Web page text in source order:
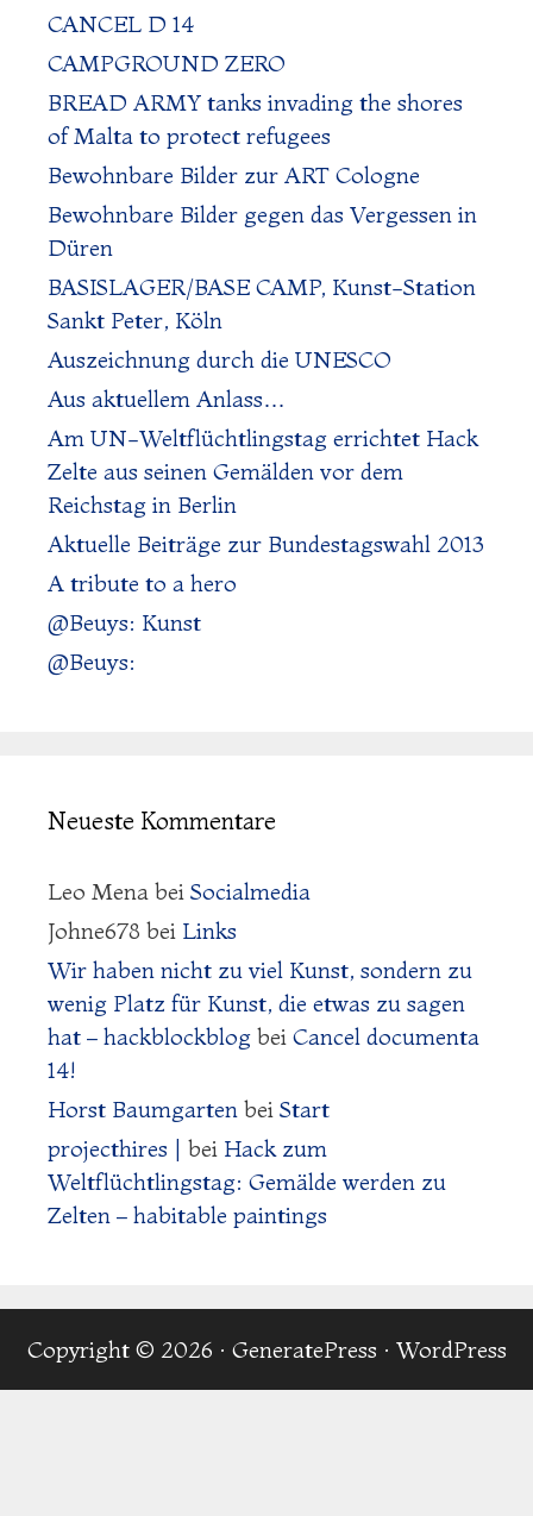
CANCEL D 14
CAMPGROUND ZERO
BREAD ARMY tanks invading the shores
of Malta to protect refugees
Bewohnbare Bilder zur ART Cologne
Bewohnbare Bilder gegen das Vergessen in
Düren
BASISLAGER/BASE CAMP, Kunst-Station
Sankt Peter, Köln
Auszeichnung durch die UNESCO
Aus aktuellem Anlass…
Am UN-Weltflüchtlingstag errichtet Hack
Zelte aus seinen Gemälden vor dem
Reichstag in Berlin
Aktuelle Beiträge zur Bundestagswahl 2013
A tribute to a hero
@Beuys: Kunst
@Beuys:
Neueste Kommentare
Leo Mena bei Socialmedia
Johne678 bei Links
Wir haben nicht zu viel Kunst, sondern zu
wenig Platz für Kunst, die etwas zu sagen
hat – hackblockblog bei Cancel documenta
14!
Horst Baumgarten bei Start
projecthires | bei Hack zum
Weltflüchtlingstag: Gemälde werden zu
Zelten – habitable paintings
Copyright © 2026 · GeneratePress · WordPress